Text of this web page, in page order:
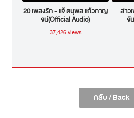
20 เพลงรัก - แจ้ ดนุพล แก้วกาญ
จน์(Official Audio)
37,426 views
สาว
จั
กลับ / Back